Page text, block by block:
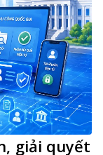
giải quyết